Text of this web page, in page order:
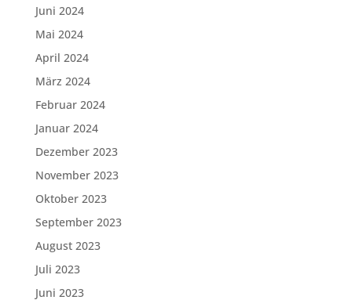
Juni 2024
Mai 2024
April 2024
März 2024
Februar 2024
Januar 2024
Dezember 2023
November 2023
Oktober 2023
September 2023
August 2023
Juli 2023
Juni 2023